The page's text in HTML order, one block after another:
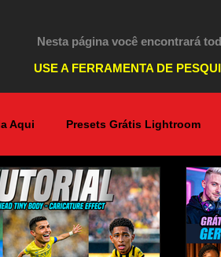
Nesta página você encontrará
USE A FERRAMENTA DE
Aqui Presets Grátis Lightroom
Destaques PicsArt Lightroom PC
Windows Edição de Vídeos no